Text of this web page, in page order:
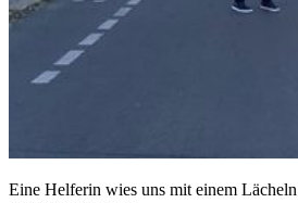
Eine Helferin wies uns mit einem